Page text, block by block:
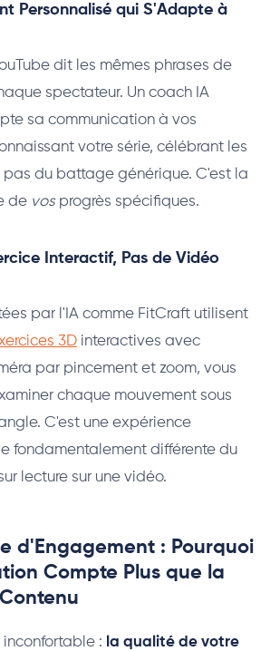
Personnalisé qui S'Adapte à
dit les mêmes phrases de
spectateur. Un coach IA
sa communication à vos
votre série, célébrant les
pas du battage générique. C'est la
de vosprogrès spécifiques.
Interactif, Pas de Vidéo
par l'IA comme FitCraft utilisent
3D interactives avec
par pincement et zoom, vous
chaque mouvement sous
C'est une expérience
fondamentalement différente du
lecture sur une vidéo.
d'Engagement : Pourquoi
Compte Plus que la
inconfortable : la qualité de votre